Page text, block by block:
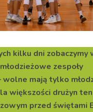
kilku dni zobaczymy
zespoły
wolne mają tylko
większości drużyn
przed świętami